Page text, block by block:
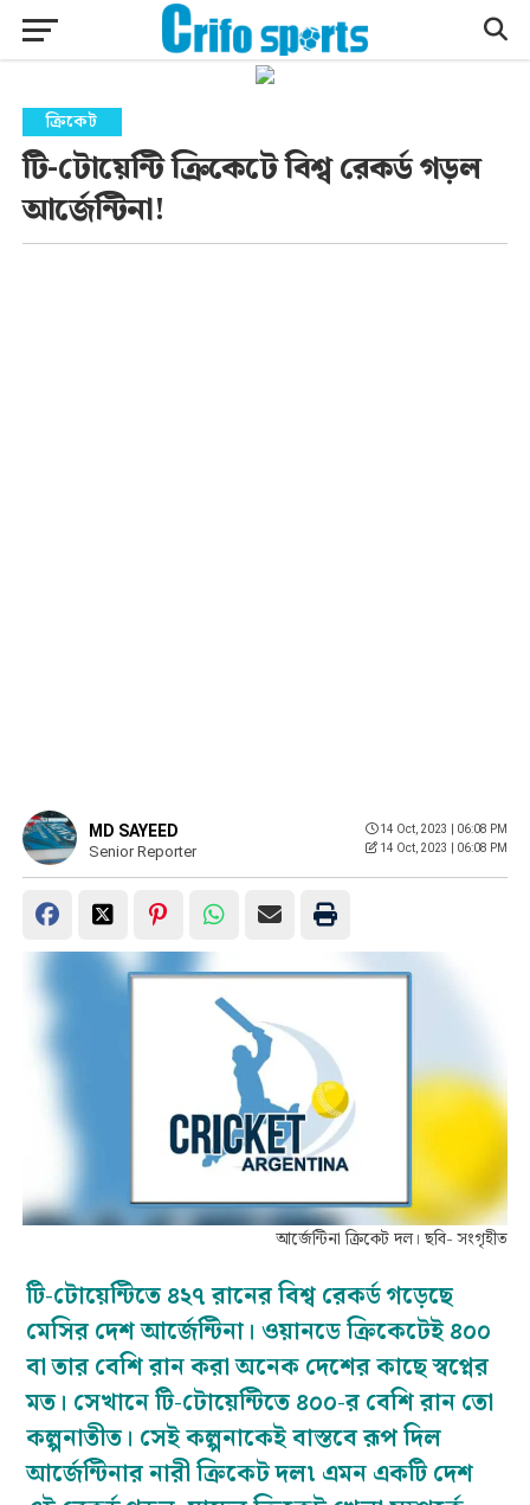
ক্রিকেট
টি-টোয়েন্টি ক্রিকেটে বিশ্ব রেকর্ড গড়ল
আর্জেন্টিনা!
MD SAYEED
Senior Reporter
14 Oct, 2023 | 06:08 PM
14 Oct, 2023 | 06:08 PM
আর্জেন্টিনা ক্রিকেট দল। ছবি- সংগৃহীত
টি-টোয়েন্টিতে ৪২৭ রানের বিশ্ব রেকর্ড গড়েছে
মেসির দেশ আর্জেন্টিনা। ওয়ানডে ক্রিকেটেই ৪০০
বা তার বেশি রান করা অনেক দেশের কাছে স্বপ্নের
মত। সেখানে টি-টোয়েন্টিতে ৪০০-র বেশি রান তো
কল্পনাতীত। সেই কল্পনাকেই বাস্তবে রূপ দিল
আর্জেন্টিনার নারী ক্রিকেট দল৷ এমন একটি দেশ